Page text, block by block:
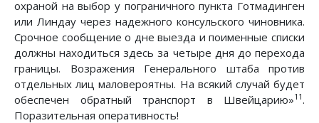
охраной на выбор у пограничного пункта Готмадинген
или Линдау через надежного консульского чиновника.
Срочное сообщение о дне выезда и поименные списки
должны находиться здесь за четыре дня до перехода
границы. Возражения Генерального штаба против
отдельных лиц маловероятны. На всякий случай будет
обеспечен обратный транспорт в Швейцарию»11 .
Поразительная оперативность!